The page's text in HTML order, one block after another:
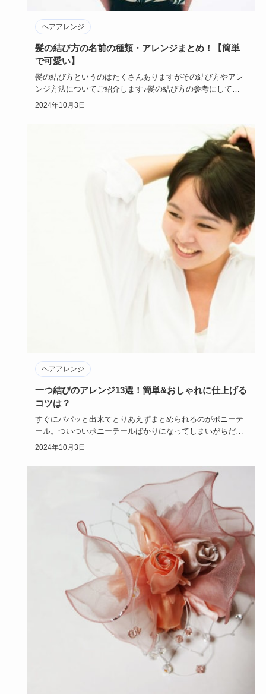
ヘアアレンジ
髪の結び方の名前の種類・アレンジまとめ！【簡単
で可愛い】
髪の結び方というのはたくさんありますがその結び方やアレ
ンジ方法についてご紹介します♪髪の結び方の参考にして頂
ければと思いま…
2024年10月3日
ヘアアレンジ
一つ結びのアレンジ13選！簡単&おしゃれに仕上げる
コツは？
すぐにパパッと出来てとりあえずまとめられるのがポニーテ
ール。ついついポニーテールばかりになってしまいがちだけ
ど、もっと楽に…
2024年10月3日